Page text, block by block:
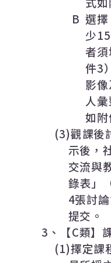
B選
少15
者
件3
影像
人
如附
(3)觀課後
示後，
交流與
錄表」
4張討
提交。
3 、【C類】
(1)擇定課